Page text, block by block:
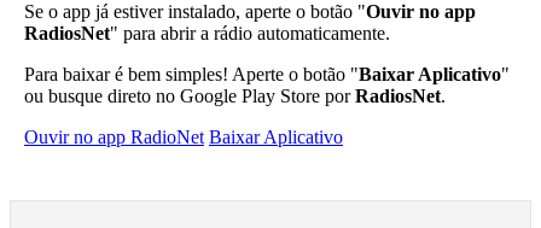
Se o app já estiver instalado, aperte o botão "Ouvir no app
RadiosNet" para abrir a rádio automaticamente.
Para baixar é bem simples! Aperte o botão "Baixar Aplicativo"
ou busque direto no Google Play Store porRadiosNet.
Ouvir no app RadioNet Baixar Aplicativo